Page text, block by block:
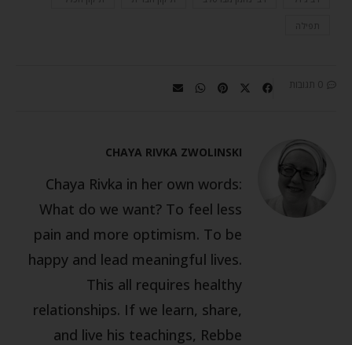
תפילה
0 תגובות
CHAYA RIVKA ZWOLINSKI
Chaya Rivka in her own words:
What do we want? To feel less
pain and more optimism. To be
happy and lead meaningful lives.
This all requires healthy
relationships. If we learn, share,
and live his teachings, Rebbe